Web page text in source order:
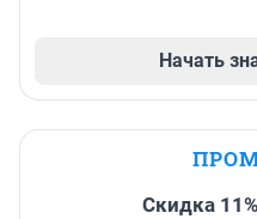
Начать
Скидка